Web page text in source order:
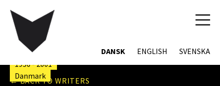
DANSK ENGLISH SVENSKA
← BACK TO WRITERS
HERDIS MØLLEHAVE
1936 - 2001
Danmark